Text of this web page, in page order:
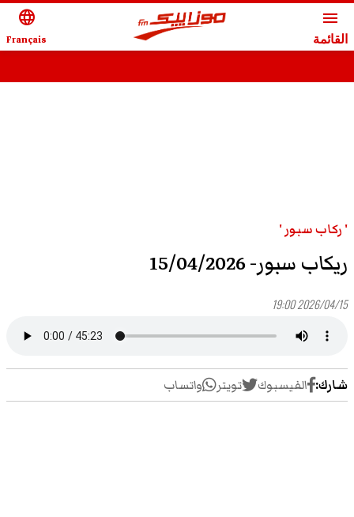
menu
القائمة
language
Français
' ركاب سبور '
ريكاب سبور- 15/04/2026
2026/04/15 19:00
شارك: الفيسبوك تويتر واتساب